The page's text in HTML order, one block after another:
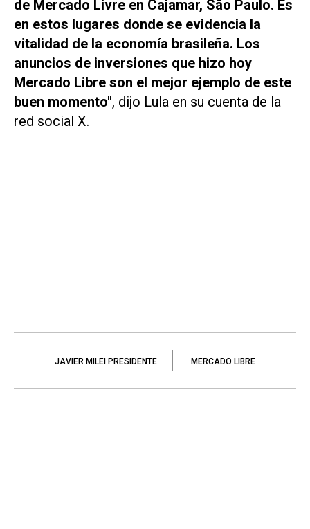
de Mercado Livre en Cajamar, São Paulo. Es
en estos lugares donde se evidencia la
vitalidad de la economía brasileña. Los
anuncios de inversiones que hizo hoy
Mercado Libre son el mejor ejemplo de este
buen momento", dijo Lula en su cuenta de la
red social X.
JAVIER MILEI PRESIDENTE MERCADO LIBRE